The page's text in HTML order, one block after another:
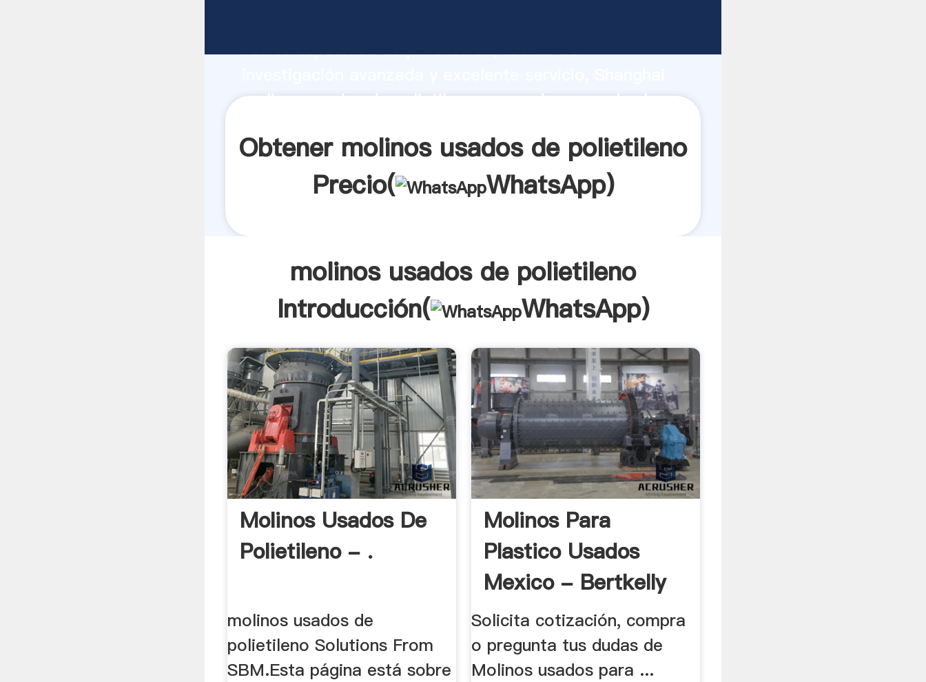
fuerte capacidad de producción, fuerza de
molinos usados de polietileno proveedor crea el valor y
Obtener molinos usados de polietileno
Precio(
WhatsApp)
molinos usados de polietileno
Introducción(
WhatsApp)
Molinos Usados De
Polietileno - .
molinos usados de
polietileno Solutions From
SBM.Esta página está sobre
Molinos Para
Plastico Usados
Mexico - Bertkelly
Solicita cotización, compra
o pregunta tus dudas de
Molinos usados para ...